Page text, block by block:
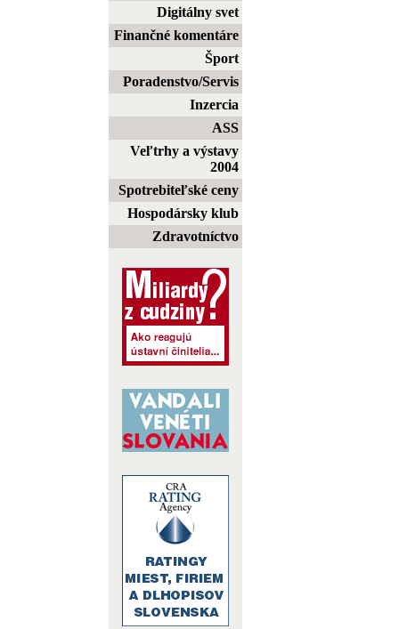
Digitálny svet
Finančné komentáre
Šport
Poradenstvo/Servis
Inzercia
ASS
Veľtrhy a výstavy
2004
Spotrebiteľské ceny
Hospodársky klub
Zdravotníctvo